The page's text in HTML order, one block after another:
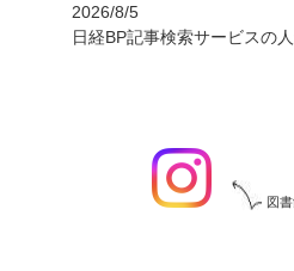
2026/8/5
日経BP記事検索サービスの
図